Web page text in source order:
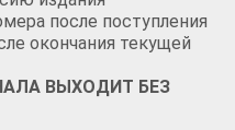
после поступления
окончания текущей
ВЫХОДИТ БЕЗ